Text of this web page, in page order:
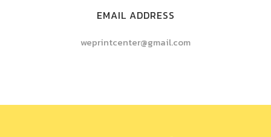
EMAIL ADDRESS
weprintcenter@gmail.com